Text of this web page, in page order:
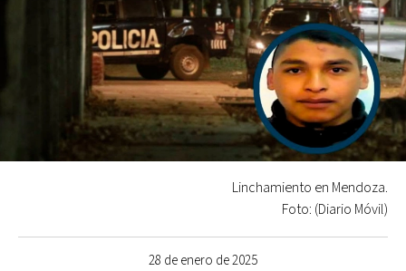
28 de enero de 2025
Linchamiento en Mendoza.
Foto: (Diario Móvil)